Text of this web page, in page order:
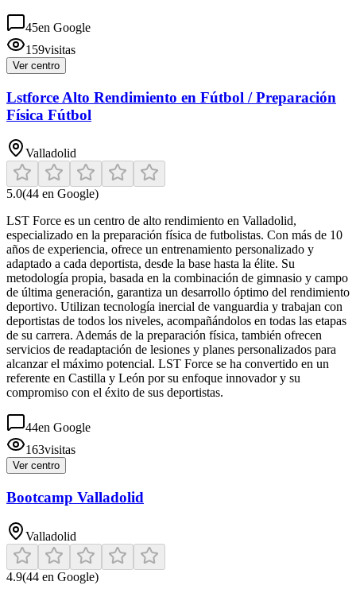
45en Google
159visitas
Ver centro
Lstforce Alto Rendimiento en Fútbol / Preparación
Física Fútbol
Valladolid
5.0(44 en Google)
LST Force es un centro de alto rendimiento en Valladolid,
especializado en la preparación física de futbolistas. Con más de 10
años de experiencia, ofrece un entrenamiento personalizado y
adaptado a cada deportista, desde la base hasta la élite. Su
metodología propia, basada en la combinación de gimnasio y campo
de última generación, garantiza un desarrollo óptimo del rendimiento
deportivo. Utilizan tecnología inercial de vanguardia y trabajan con
deportistas de todos los niveles, acompañándolos en todas las etapas
de su carrera. Además de la preparación física, también ofrecen
servicios de readaptación de lesiones y planes personalizados para
alcanzar el máximo potencial. LST Force se ha convertido en un
referente en Castilla y León por su enfoque innovador y su
compromiso con el éxito de sus deportistas.
44en Google
163visitas
Ver centro
Bootcamp Valladolid
Valladolid
4.9(44 en Google)